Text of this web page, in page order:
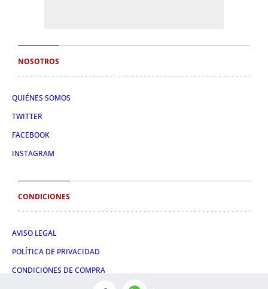
NOSOTROS
QUIÉNES SOMOS
TWITTER
FACEBOOK
INSTAGRAM
CONDICIONES
AVISO LEGAL
POLÍTICA DE PRIVACIDAD
CONDICIONES DE COMPRA